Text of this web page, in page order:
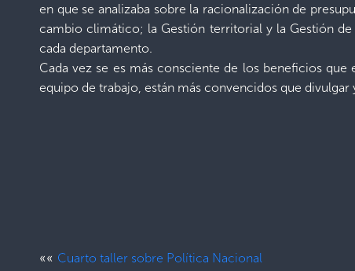
en que se analizaba sobre la racionalización de
cambio climático; la Gestión territorial y la Gestión
cada departamento.
Cada vez se es más consciente de los beneficios
equipo de trabajo, están más convencidos que
«« Cuarto taller sobre Política Nacional